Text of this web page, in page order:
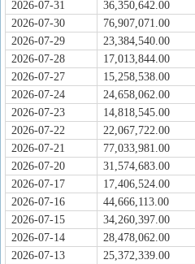
2026-07-31
36,350,642.00
2026-07-30
76,907,071.00
2026-07-29
23,384,540.00
2026-07-28
17,013,844.00
2026-07-27
15,258,538.00
2026-07-24
24,658,062.00
2026-07-23
14,818,545.00
2026-07-22
22,067,722.00
2026-07-21
77,033,981.00
2026-07-20
31,574,683.00
2026-07-17
17,406,524.00
2026-07-16
44,666,113.00
2026-07-15
34,260,397.00
2026-07-14
28,478,062.00
2026-07-13
25,372,339.00